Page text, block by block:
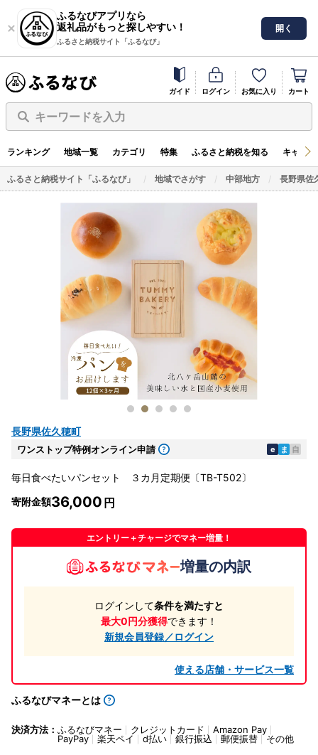
ふるなびアプリなら
返礼品がもっと探しやすい！
ふるさと納税サイト「ふるなび」
開く
ガイド ログイン お気に入り カート
キーワードを入力
ランキング 地域一覧 カテゴリ 特集 ふるさと納税を知る キャン
ふるさと納税サイト「ふるなび」 地域でさがす 中部地方 長野県佐
長野県佐久穂町
ワンストップ特例オンライン申請 e ま 自
毎日食べたいパンセット ３カ月定期便〔TB-T502〕
寄附金額36,000
エントリー＋チャージでマネー増量！
増量の内訳
ログインして条件を満たすと
最大0円分獲得できます！
新規会員登録／ログイン
使える店舗・サービス一覧
ふるなびマネーとは
決済方法： ふるなびマネー クレジットカード
Amazon Pay
PayPay
楽天ペイ d払い 銀行振込 郵便振替 その他